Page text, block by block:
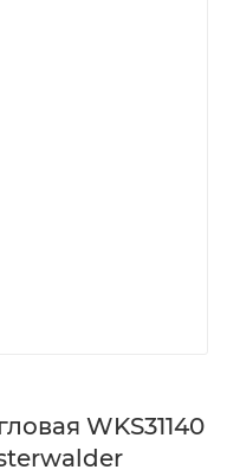
WKS31140